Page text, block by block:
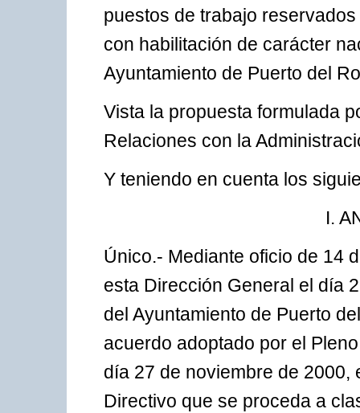
puestos de trabajo
con habilitación de carácter
Ayuntamiento de Puerto del
Vista la propuesta formulada
Relaciones con la
Y teniendo en cuenta los
I.
Único.- Mediante oficio de 14
esta Dirección General el día
del Ayuntamiento de Puerto
acuerdo adoptado por el
día 27 de noviembre de 2000,
Directivo que se proceda a